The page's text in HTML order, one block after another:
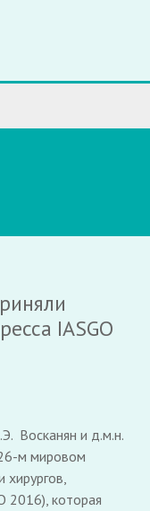
IASGO
Восканян и д.м.н.
м мировом
хирургов,
2016), которая